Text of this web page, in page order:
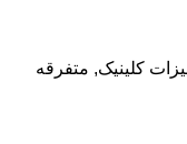
کلینیک, متفرقه